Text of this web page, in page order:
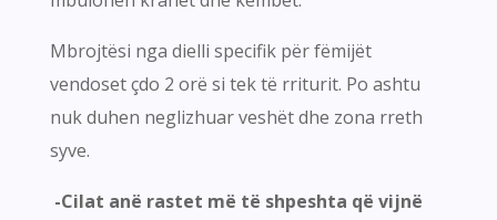
Mbrojtësi nga dielli specifik për fëmijët
vendoset çdo 2 orë si tek të rriturit. Po ashtu
nuk duhen neglizhuar veshët dhe zona rreth
syve.
-Cilat anë rastet më të shpeshta që vijnë